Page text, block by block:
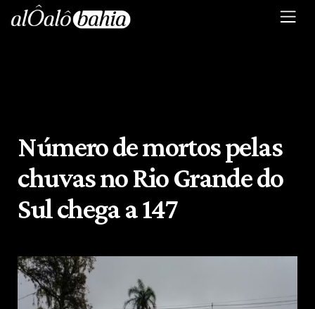
Número de mortos pelas
chuvas no Rio Grande do
Sul chega a 147